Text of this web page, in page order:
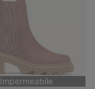
Impermeabile